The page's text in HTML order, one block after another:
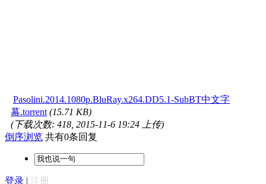
Pasolini.2014.1080p.BluRay.x264.DD5.1-SubBT中文字
幕.torrent (15.71 KB)
(下载次数: 418, 2015-11-6 19:24 上传)
倒序浏览 共有0条回复
登录 | 注册